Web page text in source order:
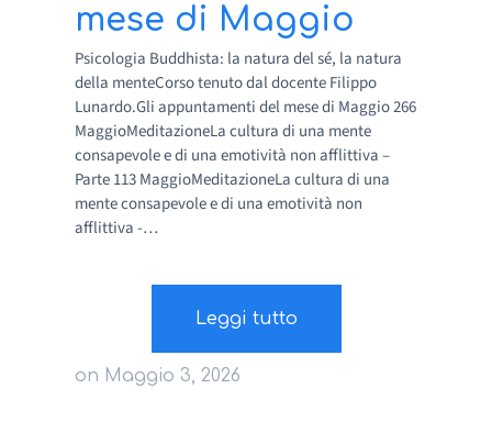
mese di Maggio
on Maggio 3, 2026
Psicologia Buddhista: la natura del sé, la natura
della menteCorso tenuto dal docente Filippo
Lunardo.Gli appuntamenti del mese di Maggio 266
MaggioMeditazioneLa cultura di una mente
consapevole e di una emotività non afflittiva –
Parte 113 MaggioMeditazioneLa cultura di una
mente consapevole e di una emotività non
afflittiva -…
Leggi tutto